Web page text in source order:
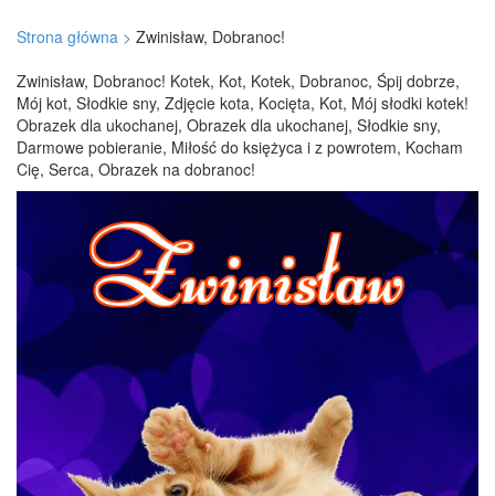
Strona główna > Zwinisław, Dobranoc!
Zwinisław, Dobranoc! Kotek, Kot, Kotek, Dobranoc, Śpij dobrze,
Mój kot, Słodkie sny, Zdjęcie kota, Kocięta, Kot, Mój słodki kotek!
Obrazek dla ukochanej, Obrazek dla ukochanej, Słodkie sny,
Darmowe pobieranie, Miłość do księżyca i z powrotem, Kocham
Cię, Serca, Obrazek na dobranoc!